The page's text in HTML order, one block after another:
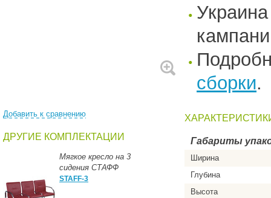
Добавить к сравнению
ДРУГИЕ КОМПЛЕКТАЦИИ
Мягкое кресло на 3
сидения СТАФФ
STAFF-3
сборки.
Габариты
Ширина
Глубина
Высота